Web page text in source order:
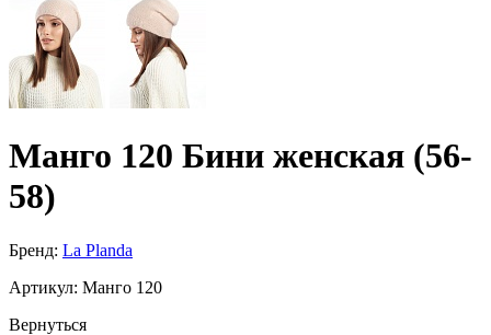
Манго 120 Бини женская (56-
58)
Бренд: La Planda
Артикул: Манго 120
Вернуться